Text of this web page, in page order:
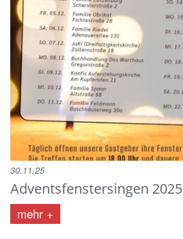
Adventsfenstersingen 2025
30.11.25
mehr